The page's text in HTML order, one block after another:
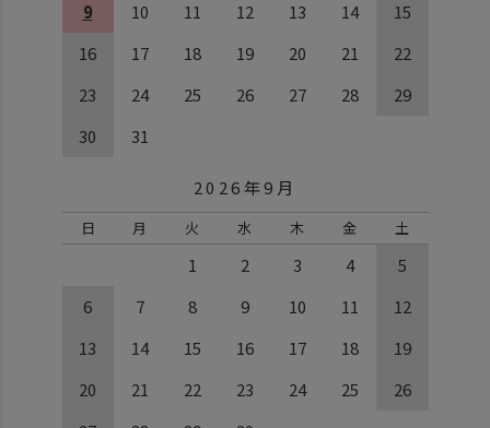
9
10 11 12 13 14
15
16
17 18 19 20 21
22
23
24 25 26 27 28
29
30
31
2026年9月
日 月 火 水 木 金 土
1 2 3 4
5
6
7 8 9 10 11
12
13
14 15 16 17 18
19
20
21 22 23 24 25
26